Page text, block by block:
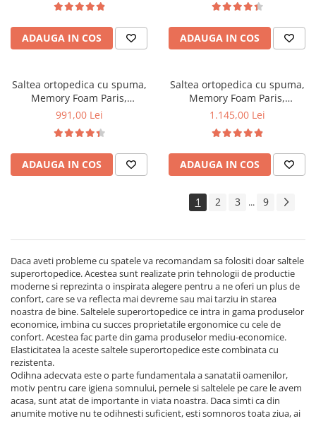
memory foam 5 cm, sistem de
aerisire perimetral, Saltex
ADAUGA IN COS
aerisire perimetral, Saltex
ADAUGA IN COS
Saltea ortopedica cu spuma,
Memory Foam Paris,
100x200x23cm, fermitate tare,
foam 5 cm, sistem de aerisire
perimetral, Saltex
991,00 Lei
ADAUGA IN COS
Saltea ortopedica cu spuma,
Memory Foam Paris,
120x200x23cm, fermitate tare,
foam 5 cm, sistem de aerisire
perimetral, Saltex
1.145,00 Lei
ADAUGA IN COS
1 2 3 ... 9
Daca aveti probleme cu spatele va recomandam sa folositi doar saltele
superortopedice. Acestea sunt realizate prin tehnologii de productie
moderne si reprezinta o inspirata alegere pentru a ne oferi un plus de
confort, care se va reflecta mai devreme sau mai tarziu in starea
noastra de bine. Saltelele superortopedice ce intra in gama produselor
economice, imbina cu succes proprietatile ergonomice cu cele de
confort. Acestea fac parte din gama produselor mediu-economice.
Elasticitatea la aceste saltele superortopedice este combinata cu
rezistenta.
Odihna adecvata este o parte fundamentala a sanatatii oamenilor,
motiv pentru care igiena somnului, pernele si saltelele pe care le avem
acasa, sunt atat de importante in viata noastra. Daca simti ca din
anumite motive nu te odihnesti suficient, esti somnoros toata ziua, ai